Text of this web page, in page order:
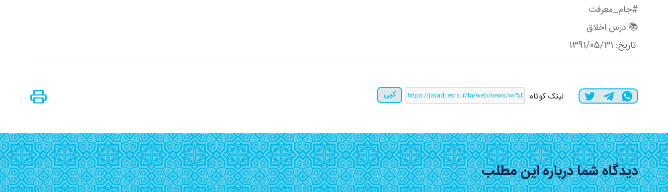
#جام_معرفت
📚 درس اخلاق
تاریخ: 1391/05/31
لینک کوتاه: کپی
دیدگاه شما درباره این مطلب